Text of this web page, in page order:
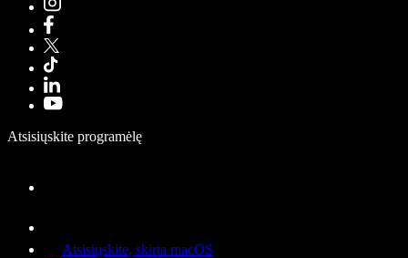
Atsisiųskite programėlę
Atsisiųskite, skirta macOS